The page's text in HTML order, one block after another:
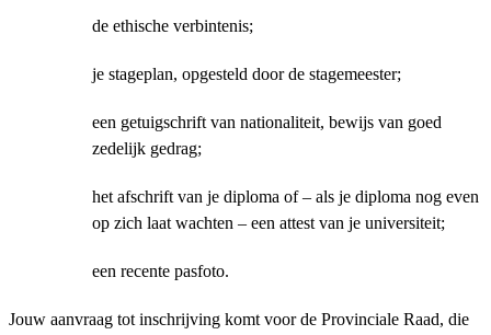
de ethische verbintenis;
je stageplan, opgesteld door de stagemeester;
een getuigschrift van nationaliteit, bewijs van goed
zedelijk gedrag;
het afschrift van je diploma of – als je diploma nog even
op zich laat wachten – een attest van je universiteit;
een recente pasfoto.
Jouw aanvraag tot inschrijving komt voor de Provinciale Raad, die